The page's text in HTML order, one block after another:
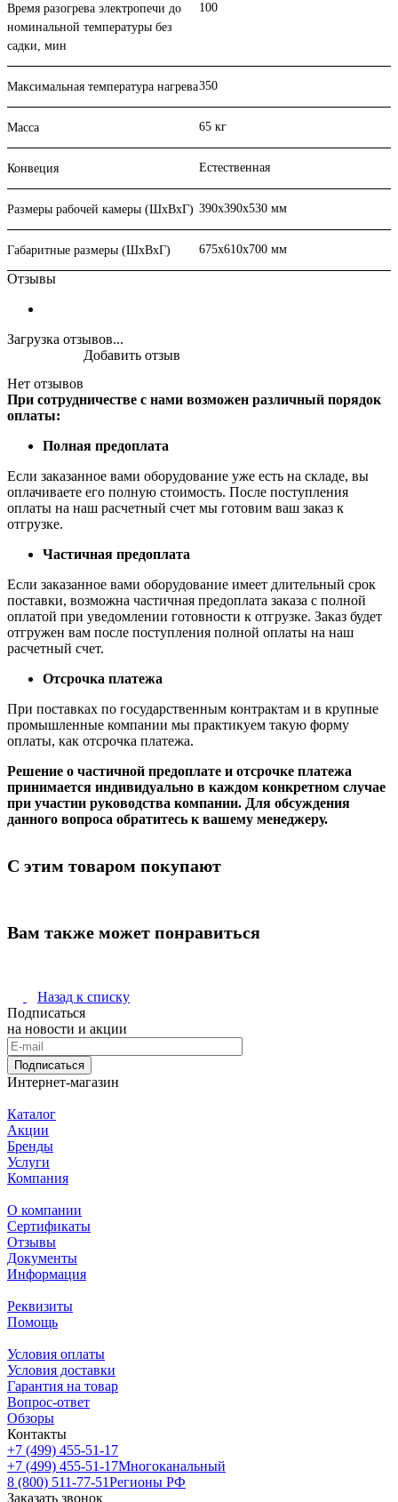
Время разогрева электропечи до
номинальной температуры без
садки, мин
100
Максимальная температура нагрева350
Масса 65 кг
Конвеция Естественная
Размеры рабочей камеры (ШхВхГ) 390x390x530 мм
Габаритные размеры (ШхВхГ) 675х610х700 мм
Отзывы
Загрузка отзывов...
Нет отзывов
Добавить отзыв
При сотрудничестве с нами возможен различный порядок
оплаты:
Полная предоплата
Если заказанное вами оборудование уже есть на складе, вы
оплачиваете его полную стоимость. После поступления
оплаты на наш расчетный счет мы готовим ваш заказ к
отгрузке.
Частичная предоплата
Если заказанное вами оборудование имеет длительный срок
поставки, возможна частичная предоплата заказа с полной
оплатой при уведомлении готовности к отгрузке. Заказ будет
отгружен вам после поступления полной оплаты на наш
расчетный счет.
Отсрочка платежа
При поставках по государственным контрактам и в крупные
промышленные компании мы практикуем такую форму
оплаты, как отсрочка платежа.
Решение о частичной предоплате и отсрочке платежа
принимается индивидуально в каждом конкретном случае
при участии руководства компании. Для обсуждения
данного вопроса обратитесь к вашему менеджеру.
С этим товаром покупают
Вам также может понравиться
Назад к списку
Подписаться
на новости и акции
Подписаться
Интернет-магазин
Каталог
Акции
Бренды
Услуги
Компания
О компании
Сертификаты
Отзывы
Документы
Информация
Реквизиты
Помощь
Условия оплаты
Условия доставки
Гарантия на товар
Вопрос-ответ
Обзоры
Контакты
+7 (499) 455-51-17
+7 (499) 455-51-17Многоканальный
8 (800) 511-77-51Регионы РФ
Заказать звонок